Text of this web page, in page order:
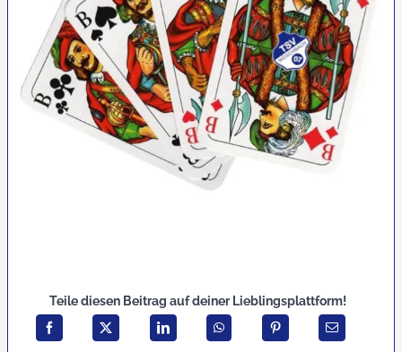
Teile diesen Beitrag auf deiner Lieblingsplattform!